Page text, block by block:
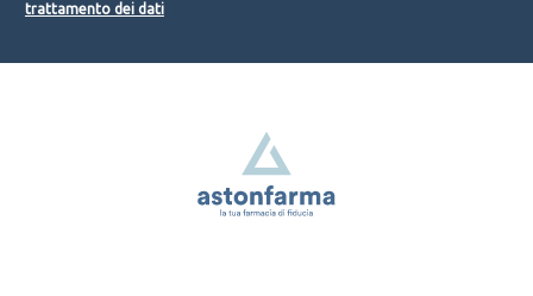
trattamento dei dati